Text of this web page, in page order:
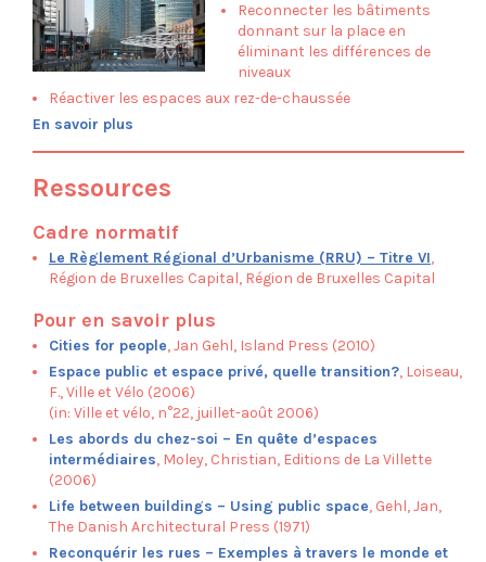
Plaine du Bourdon
Parc L28
Parc Marconi
Parc de la Senne
Reconnecter les bâtiments
donnant sur la place en
éliminant les différences de
niveaux
Réactiver les espaces aux rez-de-chaussée
En savoir plus
Ressources
Cadre normatif
Le Règlement Régional d’Urbanisme (RRU) – Titre VI,
Région de Bruxelles Capital, Région de Bruxelles Capital
Pour en savoir plus
Cities for people, Jan Gehl, Island Press (2010)
Espace public et espace privé, quelle transition?, Loiseau,
F., Ville et Vélo (2006)
(in: Ville et vélo, n°22, juillet-août 2006)
Les abords du chez-soi – En quête d’espaces
intermédiaires, Moley, Christian, Editions de La Villette
(2006)
Life between buildings – Using public space, Gehl, Jan,
The Danish Architectural Press (1971)
Reconquérir les rues – Exemples à travers le monde et